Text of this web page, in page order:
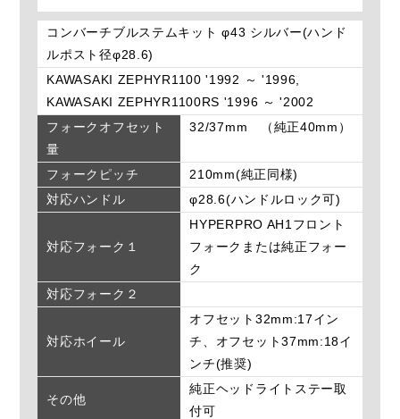
コンバーチブルステムキット φ43 シルバー(ハンド
ルポスト径φ28.6)
KAWASAKI ZEPHYR1100 '1992 ～ '1996,
KAWASAKI ZEPHYR1100RS '1996 ～ '2002
フォークオフセット
量
32/37mm （純正40mm）
フォークピッチ
210mm(純正同様)
対応ハンドル
φ28.6(ハンドルロック可)
対応フォーク１
HYPERPRO AH1フロント
フォークまたは純正フォー
ク
対応フォーク２
対応ホイール
オフセット32mm:17イン
チ、オフセット37mm:18イ
ンチ(推奨)
その他
純正ヘッドライトステー取
付可